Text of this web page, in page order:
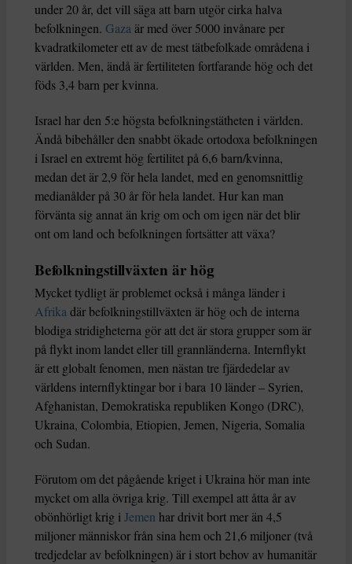
under 20 år, det vill säga att barn utgör cirka halva
befolkningen. Gaza är med över 5000 invånare per
kvadratkilometer ett av de mest tätbefolkade områdena i
världen. Men, ändå är fertiliteten fortfarande hög och det
föds 3,4 barn per kvinna.
Israel har den 5:e högsta befolkningstätheten i världen.
Ändå bibehåller den snabbt ökade ortodoxa befolkningen
i Israel en extremt hög fertilitet på 6,6 barn/kvinna,
medan det är 2,9 för hela landet, med en genomsnittlig
medianålder på 30 år för hela landet. Hur kan man
förvänta sig annat än krig om och om igen när det blir
ont om land och befolkningen fortsätter att växa?
Befolkningstillväxten är hög
Mycket tydligt är problemet också i många länder i
Afrika där befolkningstillväxten är hög och de interna
blodiga stridigheterna gör att det är stora grupper som är
på flykt inom landet eller till grannländerna. Internflykt
är ett globalt fenomen, men nästan tre fjärdedelar av
världens internflyktingar bor i bara 10 länder – Syrien,
Afghanistan, Demokratiska republiken Kongo (DRC),
Ukraina, Colombia, Etiopien, Jemen, Nigeria, Somalia
och Sudan.
Förutom om det pågående kriget i Ukraina hör man inte
mycket om alla övriga krig. Till exempel att åtta år av
obönhörligt krig i Jemen har drivit bort mer än 4,5
miljoner människor från sina hem och 21,6 miljoner (två
tredjedelar av befolkningen) är i stort behov av humanitär